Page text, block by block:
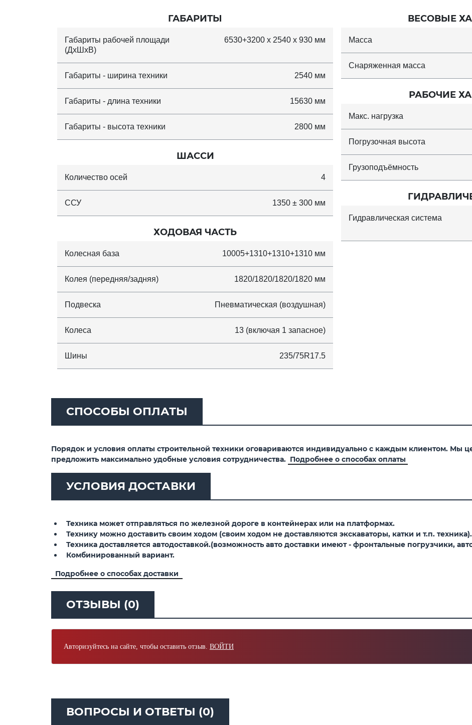
ГАБАРИТЫ
Габариты рабочей площади
(ДхШхВ)
6530+3200 x 2540 x 930 мм
Габариты - ширина техники 2540 мм
Габариты - длина техники 15630 мм
Габариты - высота техники 2800 мм
ШАССИ
Количество осей 4
ССУ 1350 ± 300 мм
ХОДОВАЯ ЧАСТЬ
Колесная база 10005+1310+1310+1310 мм
Колея (передняя/задняя) 1820/1820/1820/1820 мм
Подвеска Пневматическая (воздушная)
Колеса 13 (включая 1 запасное)
Шины 235/75R17.5
ВЕСОВЫЕ
Масса
Снаряженная масса
РАБОЧИЕ
Макс. нагрузка
Погрузочная высота
Грузоподъёмность
Гидравлическая система
СПОСОБЫ ОПЛАТЫ
Порядок и условия оплаты строительной техники оговариваются индивидуально с каждым клиентом. Мы
предложить максимально удобные условия сотрудничества. Подробнее о способах оплаты
УСЛОВИЯ ДОСТАВКИ
Техника может отправляться по железной дороге в контейнерах или на платформах.
Технику можно доставить своим ходом (своим ходом не доставляются экскаваторы, катки и т.п. техника).
Техника доставляется автодоставкой.(возможность авто доставки имеют - фронтальные погрузчики,
Комбинированный вариант.
Подробнее о способах доставки
ОТЗЫВЫ (0)
Авторизуйтесь на сайте, чтобы оставить отзыв. ВОЙТИ
ВОПРОСЫ И ОТВЕТЫ (0)